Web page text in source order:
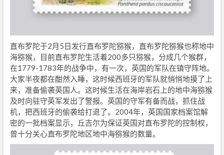
直布罗陀于2月5日发行直布罗陀猕猴，直布罗陀猕猴也称地中
海猕猴，目前直布罗陀生活着200多只猕猴，分成几个猴群，
在1779-1783年的战争中，有一次，英国的军队在镇守阵地。
大家半夜都在酣然入睡，这时候西班牙的军队就悄悄地摸了上
来，准备偷袭英国人。这时候生活在海岸岩石上的地中海猕猴
及时向驻守英军发出了警报。英国的守军有备而战，抓住战
机，把西班牙的偷袭给打退了。2004年，英国国家档案馆解
密的一批档案显示，丘吉尔为保证英国对直布罗陀的控制权，
曾十分关心直布罗陀地区地中海猕猴的数量。